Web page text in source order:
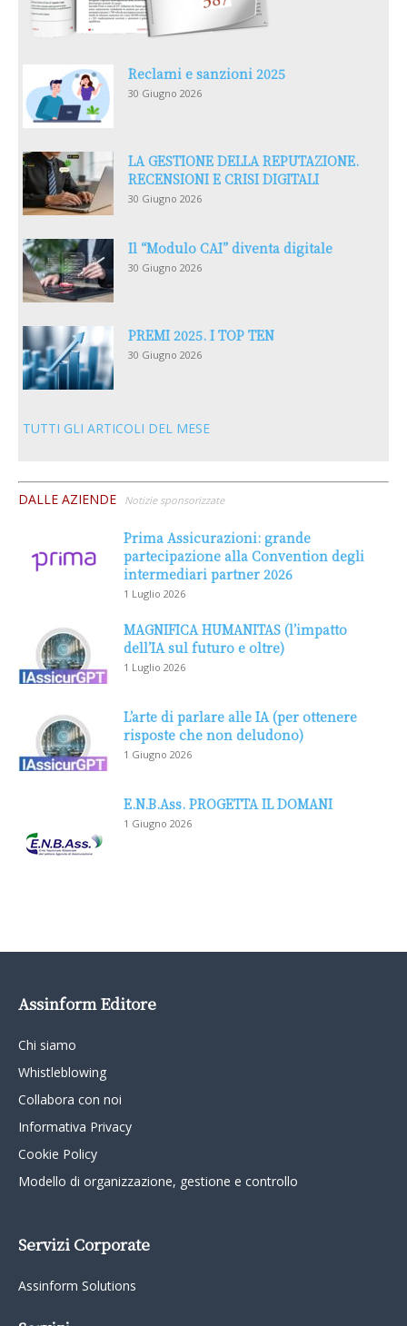
Reclami e sanzioni 2025
30 Giugno 2026
LA GESTIONE DELLA REPUTAZIONE.
RECENSIONI E CRISI DIGITALI
30 Giugno 2026
Il “Modulo CAI” diventa digitale
30 Giugno 2026
PREMI 2025. I TOP TEN
30 Giugno 2026
TUTTI GLI ARTICOLI DEL MESE
DALLE AZIENDE Notizie sponsorizzate
Prima Assicurazioni: grande
partecipazione alla Convention degli
intermediari partner 2026
1 Luglio 2026
MAGNIFICA HUMANITAS (l’impatto
dell’IA sul futuro e oltre)
1 Luglio 2026
L’arte di parlare alle IA (per ottenere
risposte che non deludono)
1 Giugno 2026
E.N.B.Ass. PROGETTA IL DOMANI
1 Giugno 2026
Assinform Editore
Chi siamo
Whistleblowing
Collabora con noi
Informativa Privacy
Cookie Policy
Modello di organizzazione, gestione e controllo
Servizi Corporate
Assinform Solutions